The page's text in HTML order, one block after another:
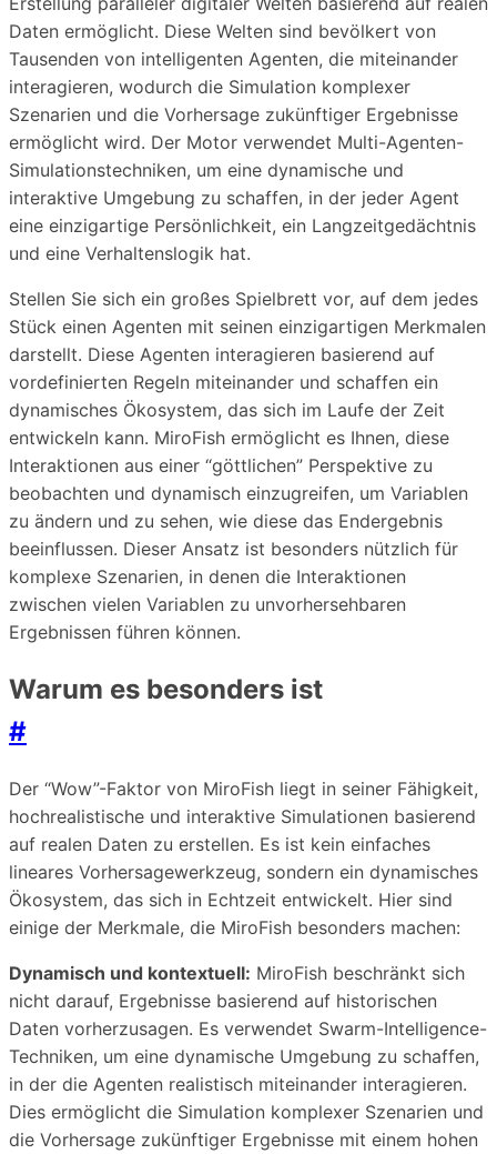
Daten ermöglicht. Diese Welten sind bevölkert von
Tausenden von intelligenten Agenten, die miteinander
interagieren, wodurch die Simulation komplexer
Szenarien und die Vorhersage zukünftiger Ergebnisse
ermöglicht wird. Der Motor verwendet Multi-Agenten-
Simulationstechniken, um eine dynamische und
interaktive Umgebung zu schaffen, in der jeder Agent
eine einzigartige Persönlichkeit, ein Langzeitgedächtnis
und eine Verhaltenslogik hat.
Stellen Sie sich ein großes Spielbrett vor, auf dem jedes
Stück einen Agenten mit seinen einzigartigen Merkmalen
darstellt. Diese Agenten interagieren basierend auf
vordefinierten Regeln miteinander und schaffen ein
dynamisches Ökosystem, das sich im Laufe der Zeit
entwickeln kann. MiroFish ermöglicht es Ihnen, diese
Interaktionen aus einer “göttlichen” Perspektive zu
beobachten und dynamisch einzugreifen, um Variablen
zu ändern und zu sehen, wie diese das Endergebnis
beeinflussen. Dieser Ansatz ist besonders nützlich für
komplexe Szenarien, in denen die Interaktionen
zwischen vielen Variablen zu unvorhersehbaren
Ergebnissen führen können.
Warum es besonders ist
#
Der “Wow”-Faktor von MiroFish liegt in seiner Fähigkeit,
hochrealistische und interaktive Simulationen basierend
auf realen Daten zu erstellen. Es ist kein einfaches
lineares Vorhersagewerkzeug, sondern ein dynamisches
Ökosystem, das sich in Echtzeit entwickelt. Hier sind
einige der Merkmale, die MiroFish besonders machen:
Dynamisch und kontextuell: MiroFish beschränkt sich
nicht darauf, Ergebnisse basierend auf historischen
Daten vorherzusagen. Es verwendet Swarm-Intelligence-
Techniken, um eine dynamische Umgebung zu schaffen,
in der die Agenten realistisch miteinander interagieren.
Dies ermöglicht die Simulation komplexer Szenarien und
die Vorhersage zukünftiger Ergebnisse mit einem hohen